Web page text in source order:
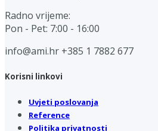
Radno vrijeme:
Pon - Pet: 7:00 - 16:00
info@ami.hr +385 1 7882 677
Korisni linkovi
Uvjeti poslovanja
Reference
Politika privatnosti